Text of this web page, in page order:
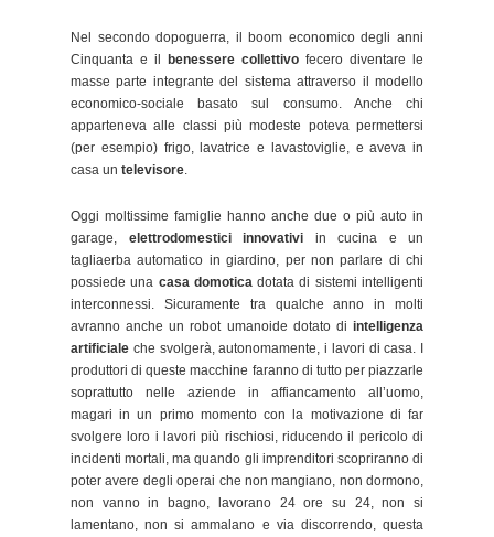
Nel secondo dopoguerra, il boom economico degli anni
Cinquanta e il benessere collettivo fecero diventare le
masse parte integrante del sistema attraverso il modello
economico-sociale basato sul consumo. Anche chi
apparteneva alle classi più modeste poteva permettersi
(per esempio) frigo, lavatrice e lavastoviglie, e aveva in
casa un televisore.
Oggi moltissime famiglie hanno anche due o più auto in
garage, elettrodomestici innovativi in cucina e un
tagliaerba automatico in giardino, per non parlare di chi
possiede una casa domoticadotata di sistemi intelligenti
interconnessi. Sicuramente tra qualche anno in molti
avranno anche un robot umanoide dotato di intelligenza
artificiale che svolgerà, autonomamente, i lavori di casa. I
produttori di queste macchine faranno di tutto per piazzarle
soprattutto nelle aziende in affiancamento all’uomo,
magari in un primo momento con la motivazione di far
svolgere loro i lavori più rischiosi, riducendo il pericolo di
incidenti mortali, ma quando gli imprenditori scopriranno di
poter avere degli operai che non mangiano, non dormono,
non vanno in bagno, lavorano 24 ore su 24, non si
lamentano, non si ammalano e via discorrendo, questa